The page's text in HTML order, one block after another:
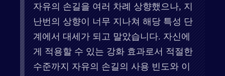
자유의 손길을 여러 차례 상향했으나, 지
난번의 상향이 너무 지나쳐 해당 특성 단
계에서 대세가 되고 말았습니다. 자신에
게 적용할 수 있는 강화 효과로서 적절한
수준까지 자유의 손길의 사용 빈도와 이